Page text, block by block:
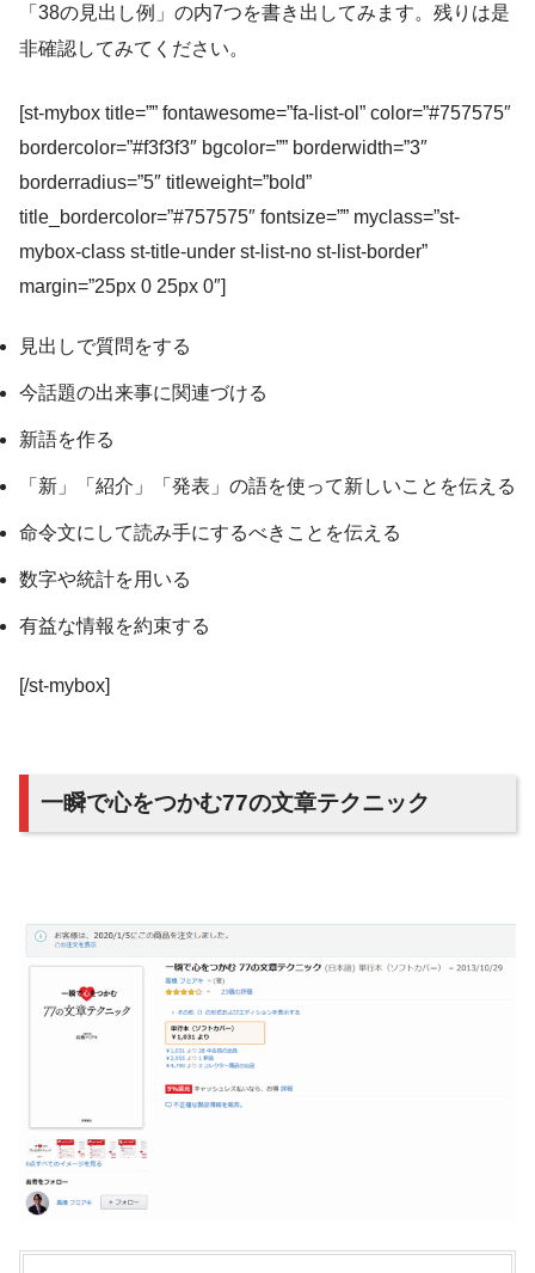
「38の見出し例」の内7つを書き出してみます。残りは是
非確認してみてください。
[st-mybox title=”” fontawesome=”fa-list-ol” color=”#757575″
bordercolor=”#f3f3f3″ bgcolor=”” borderwidth=”3″
borderradius=”5″ titleweight=”bold”
title_bordercolor=”#757575″ fontsize=”” myclass=”st-
mybox-class st-title-under st-list-no st-list-border”
margin=”25px 0 25px 0″]
見出しで質問をする
今話題の出来事に関連づける
新語を作る
「新」「紹介」「発表」の語を使って新しいことを伝える
命令文にして読み手にするべきことを伝える
数字や統計を用いる
有益な情報を約束する
[/st-mybox]
一瞬で心をつかむ77の文章テクニック